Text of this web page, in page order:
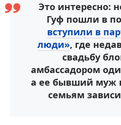
Это интересно:
Гуф пошли в
вступили в
люди», где
свадьбу
амбассадором
а ее бывший муж
семьям